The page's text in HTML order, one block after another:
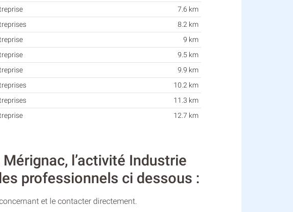
7.6 km
8.2 km
9 km
9.5 km
9.9 km
10.2 km
11.3 km
12.7 km
l’activité Industrie
professionnels ci dessous :
et le contacter directement.